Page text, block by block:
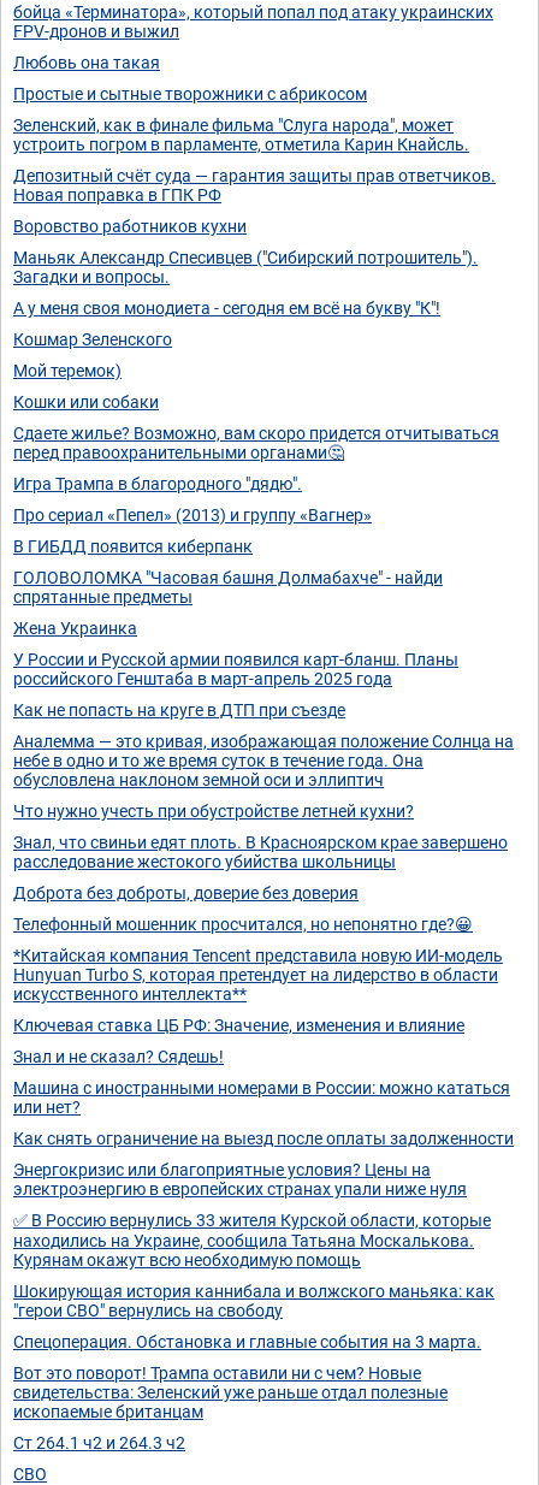
бойца «Терминатора», который попал под атаку украинских
FPV-дронов и выжил
Любовь она такая
Простые и сытные творожники с абрикосом
Зеленский, как в финале фильма "Слуга народа", может
устроить погром в парламенте, отметила Карин Кнайсль.
Депозитный счёт суда — гарантия защиты прав ответчиков.
Новая поправка в ГПК РФ
Воровство работников кухни
Маньяк Александр Спесивцев ("Сибирский потрошитель").
Загадки и вопросы.
А у меня своя монодиета - сегодня ем всё на букву "К"!
Кошмар Зеленского
Мой теремок)
Кошки или собаки
Сдаете жилье? Возможно, вам скоро придется отчитываться
перед правоохранительными органами🤔
Игра Трампа в благородного "дядю".
Про сериал «Пепел» (2013) и группу «Вагнер»
В ГИБДД появится киберпанк
ГОЛОВОЛОМКА "Часовая башня Долмабахче" - найди
спрятанные предметы
Жена Украинка
У России и Русской армии появился карт-бланш. Планы
российского Генштаба в март-апрель 2025 года
Как не попасть на круге в ДТП при съезде
Аналемма — это кривая, изображающая положение Солнца на
небе в одно и то же время суток в течение года. Она
обусловлена наклоном земной оси и эллиптич
Что нужно учесть при обустройстве летней кухни?
Знал, что свиньи едят плоть. В Красноярском крае завершено
расследование жестокого убийства школьницы
Доброта без доброты, доверие без доверия
Телефонный мошенник просчитался, но непонятно где?😀
*Китайская компания Tencent представила новую ИИ-модель
Hunyuan Turbo S, которая претендует на лидерство в области
искусственного интеллекта**
Ключевая ставка ЦБ РФ: Значение, изменения и влияние
Знал и не сказал? Сядешь!
Машина с иностранными номерами в России: можно кататься
или нет?
Как снять ограничение на выезд после оплаты задолженности
Энергокризис или благоприятные условия? Цены на
электроэнергию в европейских странах упали ниже нуля
✅ В Россию вернулись 33 жителя Курской области, которые
находились на Украине, сообщила Татьяна Москалькова.
Курянам окажут всю необходимую помощь
Шокирующая история каннибала и волжского маньяка: как
"герои СВО" вернулись на свободу
Спецоперация. Обстановка и главные события на 3 марта.
Вот это поворот! Трампа оставили ни с чем? Новые
свидетельства: Зеленский уже раньше отдал полезные
ископаемые британцам
Ст 264.1 ч2 и 264.3 ч2
СВО